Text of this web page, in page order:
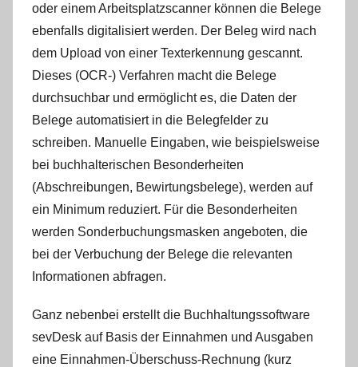
oder einem Arbeitsplatzscanner können die Belege
ebenfalls digitalisiert werden. Der Beleg wird nach
dem Upload von einer Texterkennung gescannt.
Dieses (OCR-) Verfahren macht die Belege
durchsuchbar und ermöglicht es, die Daten der
Belege automatisiert in die Belegfelder zu
schreiben. Manuelle Eingaben, wie beispielsweise
bei buchhalterischen Besonderheiten
(Abschreibungen, Bewirtungsbelege), werden auf
ein Minimum reduziert. Für die Besonderheiten
werden Sonderbuchungsmasken angeboten, die
bei der Verbuchung der Belege die relevanten
Informationen abfragen.
Ganz nebenbei erstellt die Buchhaltungssoftware
sevDesk auf Basis der Einnahmen und Ausgaben
eine Einnahmen-Überschuss-Rechnung (kurz